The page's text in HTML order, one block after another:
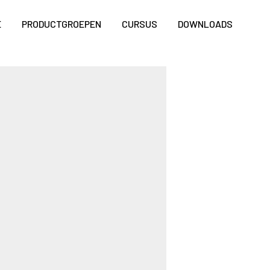
PRODUCTGROEPEN CURSUS DOWNLOADS